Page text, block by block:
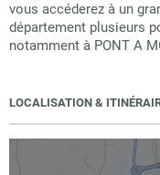
vous accéderez à un
département plusieurs
notamment à PONT A
LOCALISATION &